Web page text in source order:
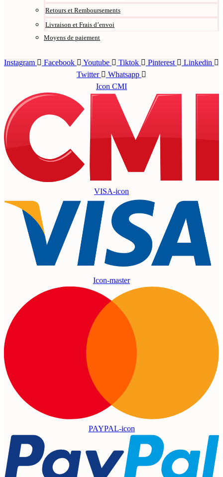
Retours et Remboursements
Livraison et Frais d’envoi
Moyens de paiement
Instagram Facebook Youtube Tiktok Pinterest
Linkedin
Twitter
Whatsapp
Icon CMI
VISA-icon
Icon-master
PAYPAL-icon